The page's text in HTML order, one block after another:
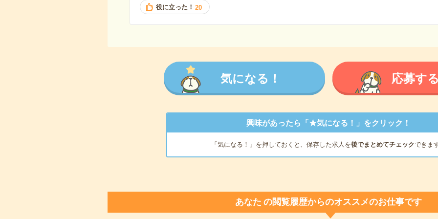
役に立った！ 20
気になる！ 応募す
興味があったら「★気になる！」をクリック！
「気になる！」を押しておくと、保存した求人を後でまとめてチェックできま
あなた の閲覧履歴からのオススメのお仕事です